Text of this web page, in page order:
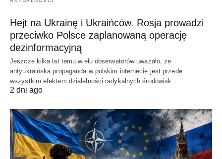
Hejt na Ukrainę i Ukraińców. Rosja prowadzi
przeciwko Polsce zaplanowaną operację
dezinformacyjną
Jeszcze kilka lat temu wielu obserwatorów uważało, że
antyukraińska propaganda w polskim internecie jest przede
wszystkim efektem działalności radykalnych środowisk…
2 dni ago